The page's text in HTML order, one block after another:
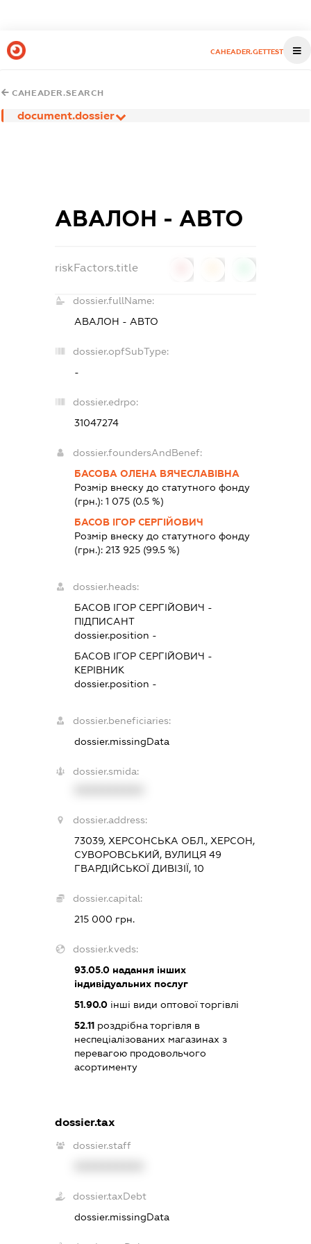
CAHEADER.GETTEST
CAHEADER.SEARCH
document.dossier
АВАЛОН - АВТО
riskFactors.title
dossier.fullName:
АВАЛОН - АВТО
dossier.opfSubType:
-
dossier.edrpo:
31047274
dossier.foundersAndBenef:
БАСОВА ОЛЕНА ВЯЧЕСЛАВІВНА
Розмір внеску до статутного фонду
(грн.):1 075 (0.5 %)
БАСОВ ІГОР СЕРГІЙОВИЧ
Розмір внеску до статутного фонду
(грн.):213 925 (99.5 %)
dossier.heads:
БАСОВ ІГОР СЕРГІЙОВИЧ -
ПІДПИСАНТ
dossier.position -
БАСОВ ІГОР СЕРГІЙОВИЧ -
КЕРІВНИК
dossier.position -
dossier.beneficiaries:
dossier.missingData
dossier.smida:
dossier.address:
73039, ХЕРСОНСЬКА ОБЛ., ХЕРСОН,
СУВОРОВСЬКИЙ, ВУЛИЦЯ 49
ГВАРДІЙСЬКОЇ ДИВІЗІЇ, 10
dossier.capital:
215 000 грн.
dossier.kveds:
93.05.0 надання інших
індивідуальних послуг
51.90.0 інші види оптової торгівлі
52.11 роздрібна торгівля в
неспеціалізованих магазинах з
перевагою продовольчого
асортименту
dossier.tax
dossier.staff
dossier.taxDebt
dossier.missingData